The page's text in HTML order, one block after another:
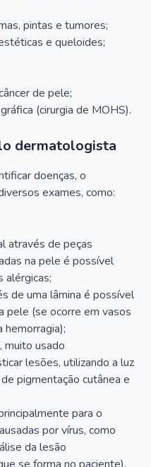
pintas e tumores;
e queloides;
de pele;
(cirurgia de MOHS).
dermatologista
doenças, o
exames, como:
através de peças
na pele é possível
alérgicas;
de uma lâmina é possível
pele (se ocorre em vasos
hemorragia);
muito usado
lesões, utilizando a luz
pigmentação cutânea e
para o
por vírus, como
da lesão